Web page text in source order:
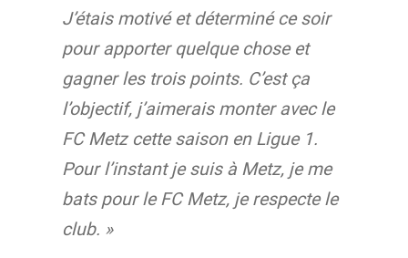
J’étais motivé et déterminé ce soir
pour apporter quelque chose et
gagner les trois points. C’est ça
l’objectif, j’aimerais monter avec le
FC Metz cette saison en Ligue 1.
Pour l’instant je suis à Metz, je me
bats pour le FC Metz, je respecte le
club. »